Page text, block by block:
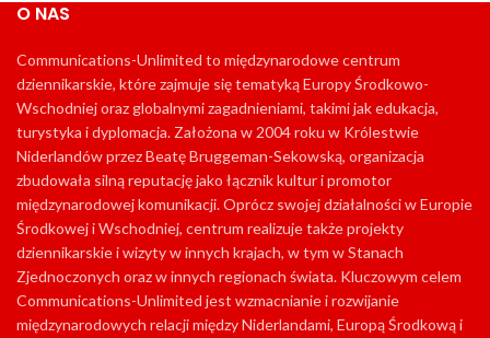
O NAS
Communications-Unlimited to międzynarodowe centrum
dziennikarskie, które zajmuje się tematyką Europy Środkowo-
Wschodniej oraz globalnymi zagadnieniami, takimi jak edukacja,
turystyka i dyplomacja. Założona w 2004 roku w Królestwie
Niderlandów przez Beatę Bruggeman-Sekowską, organizacja
zbudowała silną reputację jako łącznik kultur i promotor
międzynarodowej komunikacji. Oprócz swojej działalności w Europie
Środkowej i Wschodniej, centrum realizuje także projekty
dziennikarskie i wizyty w innych krajach, w tym w Stanach
Zjednoczonych oraz w innych regionach świata. Kluczowym celem
Communications-Unlimited jest wzmacnianie i rozwijanie
międzynarodowych relacji między Niderlandami, Europą Środkową i